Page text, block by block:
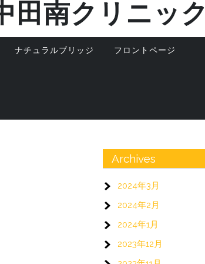
田南クリニック
ナチュラルブリッジ フロントページ
Archives
2024年3月
2024年2月
2024年1月
2023年12月